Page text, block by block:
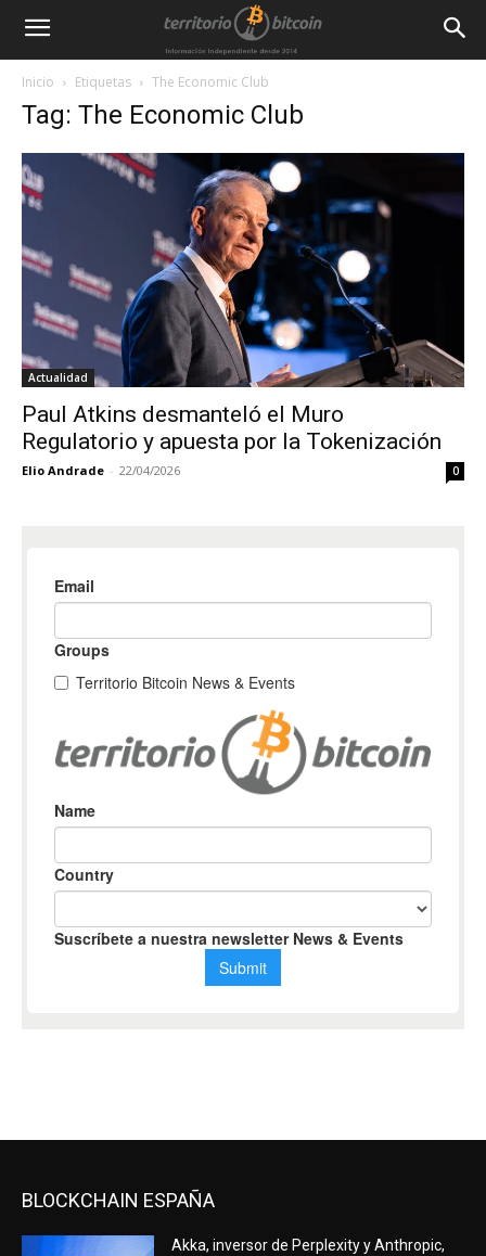
Inicio Etiquetas The Economic Club
Tag: The Economic Club
Actualidad
Paul Atkins desmanteló el Muro
Regulatorio y apuesta por la Tokenización
Elio Andrade - 22/04/2026 0
BLOCKCHAIN ESPAÑA
Akka, inversor de Perplexity y Anthropic,